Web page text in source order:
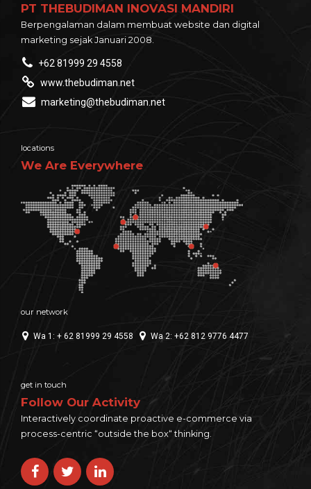
PT THEBUDIMAN INOVASI MANDIRI
Berpengalaman dalam membuat website dan digital
marketing sejak Januari 2008.
+62 81999 29 4558
www.thebudiman.net
marketing@thebudiman.net
locations
We Are Everywhere
our network
Wa 1: + 62 81999 29 4558 Wa 2: +62 812 9776 4477
get in touch
Follow Our Activity
Interactively coordinate proactive e-commerce via
process-centric “outside the box“ thinking.